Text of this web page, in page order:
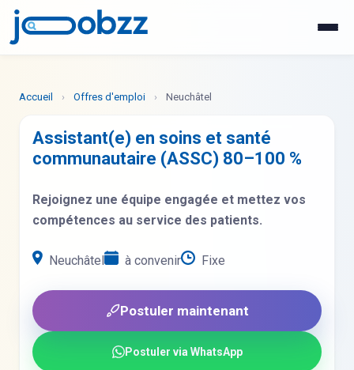
Accueil › Offres d'emploi › Neuchâtel
Assistant(e) en soins et santé
communautaire (ASSC) 80–100 %
Rejoignez une équipe engagée et mettez vos
compétences au service des patients.
Neuchâtel à convenir Fixe
Postuler maintenant
Postuler via WhatsApp